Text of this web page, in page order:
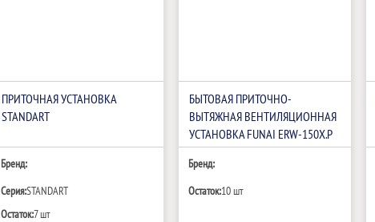
ПРИТОЧНАЯ УСТАНОВКА
STANDART
Бренд:
Серия:STANDART
Остаток:7 шт
БЫТОВАЯ ПРИТОЧНО-
ВЫТЯЖНАЯ ВЕНТИЛЯЦИОННАЯ
УСТАНОВКА FUNAI ERW-150X.P
Бренд:
Остаток:10 шт